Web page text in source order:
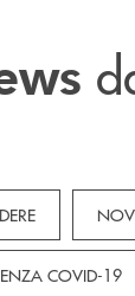
COVID-19